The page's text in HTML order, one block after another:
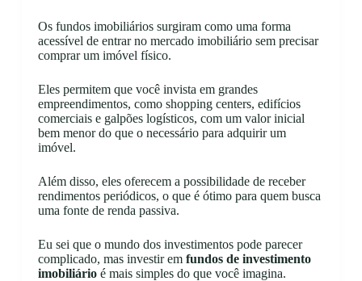
Os fundos imobiliários surgiram como uma forma
acessível de entrar no mercado imobiliário sem precisar
comprar um imóvel físico.
Eles permitem que você invista em grandes
empreendimentos, como shopping centers, edifícios
comerciais e galpões logísticos, com um valor inicial
bem menor do que o necessário para adquirir um
imóvel.
Além disso, eles oferecem a possibilidade de receber
rendimentos periódicos, o que é ótimo para quem busca
uma fonte de renda passiva.
Eu sei que o mundo dos investimentos pode parecer
complicado, mas investir em fundos de investimento
imobiliárioé mais simples do que você imagina.